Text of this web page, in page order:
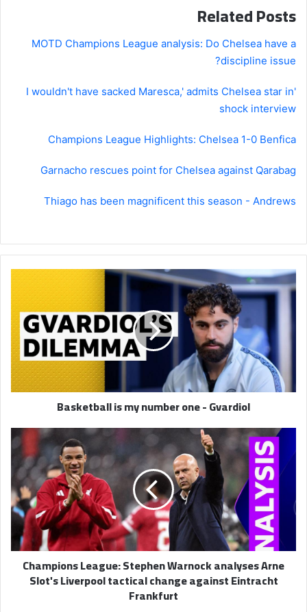
Related Posts
MOTD Champions League analysis: Do Chelsea have a
discipline issue?
'I wouldn't have sacked Maresca,' admits Chelsea star in
shock interview
Champions League Highlights: Chelsea 1-0 Benfica
Garnacho rescues point for Chelsea against Qarabag
Thiago has been magnificent this season - Andrews
Basketball
is
Gvardiol
Basketball is my number one - Gvardiol
Champions
League:
Stephen
Warnock
analyses
Arne
Slot's
Liverpool
tactical
change
against
Champions League: Stephen Warnock analyses Arne
Slot's Liverpool tactical change against Eintracht
Frankfurt